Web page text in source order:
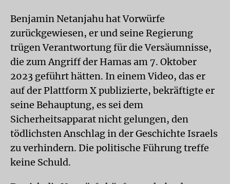
Benjamin Netanjahu hat Vorwürfe
zurückgewiesen, er und seine Regierung
trügen Verantwortung für die Versäumnisse,
die zum Angriff der Hamas am 7. Oktober
2023 geführt hätten. In einem Video, das er
auf der Plattform X publizierte, bekräftigte er
seine Behauptung, es sei dem
Sicherheitsapparat nicht gelungen, den
tödlichsten Anschlag in der Geschichte Israels
zu verhindern. Die politische Führung treffe
keine Schuld.